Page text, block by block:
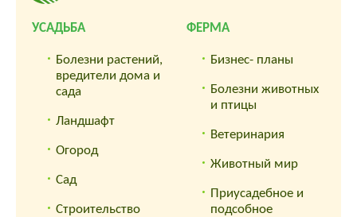
УСАДЬБА
Болезни растений,
вредители дома и
сада
Ландшафт
Огород
Сад
Строительство
ФЕРМА
Бизнес- планы
Болезни животных
и птицы
Ветеринария
Животный мир
Приусадебное и
подсобное